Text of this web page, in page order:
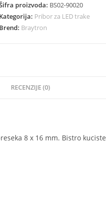
proizvoda: BS02-90020
Kategorija: Pribor za LED trake
Brend: Braytron
RECENZIJE (0)
8 x 16 mm. Bistro